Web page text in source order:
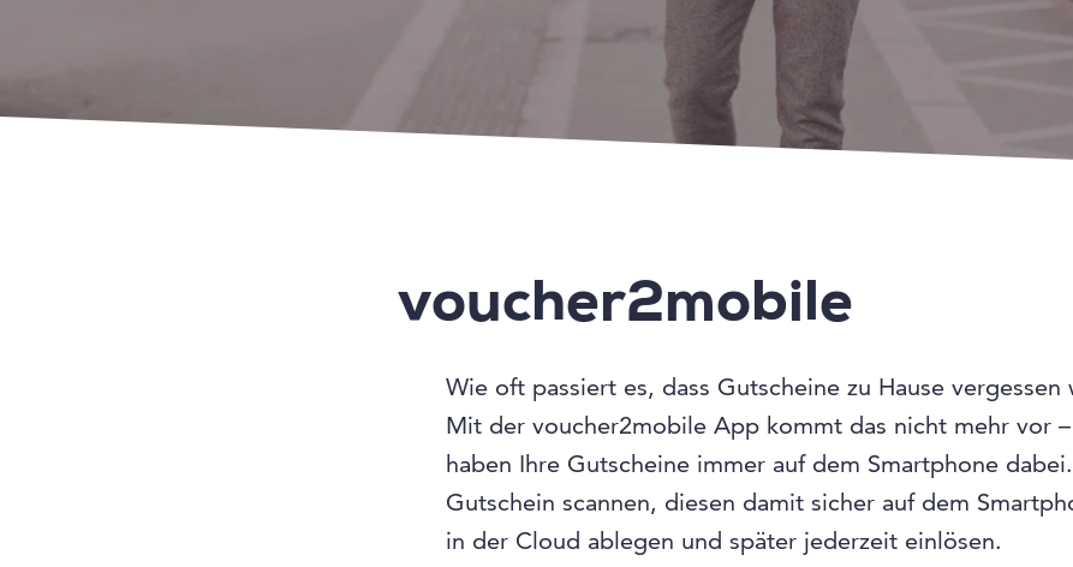
voucher2mobile
Wie oft passiert es, dass Gutscheine zu Hause vergessen
Mit der voucher2mobile App kommt das nicht mehr vor
haben Ihre Gutscheine immer auf dem Smartphone
Gutschein scannen, diesen damit sicher auf dem
in der Cloud ablegen und später jederzeit einlösen.